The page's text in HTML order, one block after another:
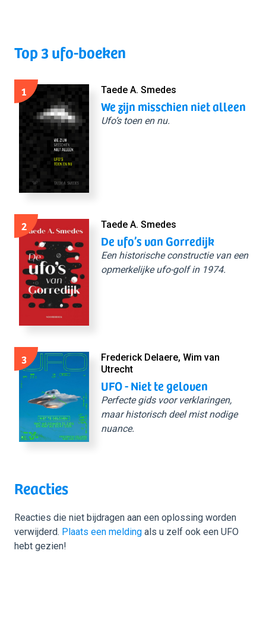
Top 3 ufo-boeken
1 Taede A. Smedes
We zijn misschien niet alleen
Ufo’s toen en nu.
2 Taede A. Smedes
De ufo’s van Gorredijk
Een historische constructie van een
opmerkelijke ufo-golf in 1974.
3
Frederick Delaere, Wim van
Utrecht
UFO - Niet te geloven
Perfecte gids voor verklaringen,
maar historisch deel mist nodige
nuance.
Reacties
Reacties die niet bijdragen aan een oplossing worden
verwijderd. Plaats een melding als u zelf ook een UFO
hebt gezien!